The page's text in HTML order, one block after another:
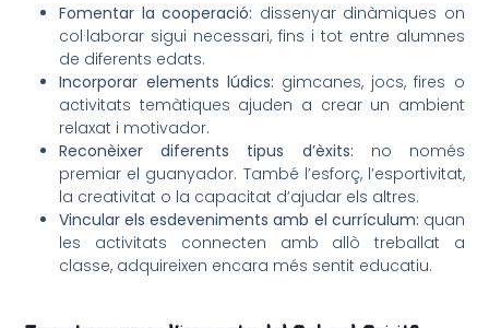
Fomentar la cooperació: dissenyar dinàmiques on
col·laborar sigui necessari, fins i tot entre alumnes
de diferents edats.
Incorporar elements lúdics: gimcanes, jocs, fires o
activitats temàtiques ajuden a crear un ambient
relaxat i motivador.
Reconèixer diferents tipus d’èxits: no només
premiar el guanyador. També l’esforç, l’esportivitat,
la creativitat o la capacitat d’ajudar els altres.
Vincular els esdeveniments amb el currículum: quan
les activitats connecten amb allò treballat a
classe, adquireixen encara més sentit educatiu.